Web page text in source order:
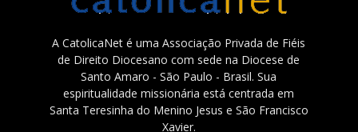
A CatolicaNet é uma Associação Privada de Fiéis
de Direito Diocesano com sede na Diocese de
Santo Amaro - São Paulo - Brasil. Sua
espiritualidade missionária está centrada em
Santa Teresinha do Menino Jesus e São Francisco
Xavier.